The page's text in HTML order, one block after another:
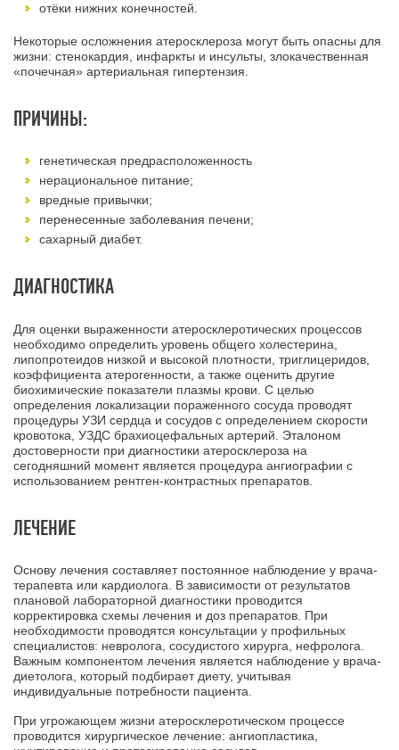
отёки нижних конечностей.
Некоторые осложнения атеросклероза могут быть опасны для
жизни: стенокардия, инфаркты и инсульты, злокачественная
«почечная» артериальная гипертензия.
ПРИЧИНЫ:
генетическая предрасположенность
нерациональное питание;
вредные привычки;
перенесенные заболевания печени;
сахарный диабет.
ДИАГНОСТИКА
Для оценки выраженности атеросклеротических процессов
необходимо определить уровень общего холестерина,
липопротеидов низкой и высокой плотности, триглицеридов,
коэффициента атерогенности, а также оценить другие
биохимические показатели плазмы крови. С целью
определения локализации пораженного сосуда проводят
процедуры УЗИ сердца и сосудов с определением скорости
кровотока, УЗДС брахиоцефальных артерий. Эталоном
достоверности при диагностики атеросклероза на
сегодняшний момент является процедура ангиографии с
использованием рентген-контрастных препаратов.
ЛЕЧЕНИЕ
Основу лечения составляет постоянное наблюдение у врача-
терапевта или кардиолога. В зависимости от результатов
плановой лабораторной диагностики проводится
корректировка схемы лечения и доз препаратов. При
необходимости проводятся консультации у профильных
специалистов: невролога, сосудистого хирурга, нефролога.
Важным компонентом лечения является наблюдение у врача-
диетолога, который подбирает диету, учитывая
индивидуальные потребности пациента.
При угрожающем жизни атеросклеротическом процессе
проводится хирургическое лечение: ангиопластика,